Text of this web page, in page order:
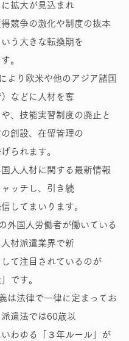
拡大が見込まれ
競争の激化や制度の抜本
う大きな転換期を
。
より欧米や他のアジア諸国
）などに人材を奪
、技能実習制度の廃止と
創設、在留管理の
られます。
人人材に関する最新情報
ッチし、引き続
してまいります。
外国人労働者が働いている
材派遣業界で新
して注目されているのが
です。
は法律で一律に定まってお
遣法では60歳以
いわゆる「３年ルール」が